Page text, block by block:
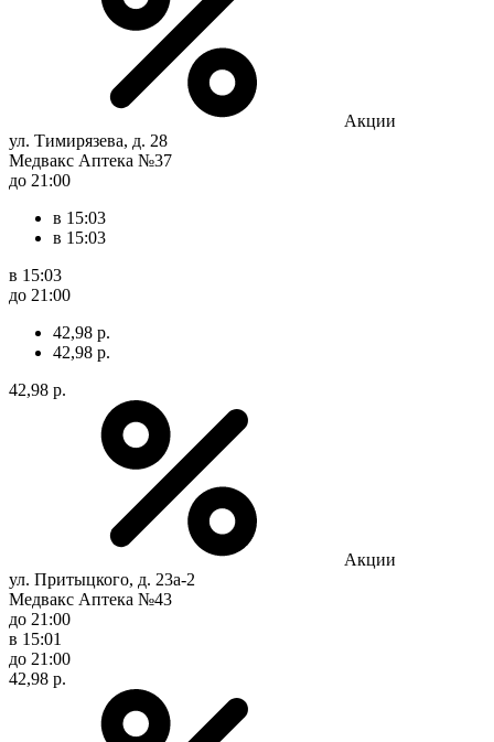
Акции
ул. Тимирязева, д. 28
Медвакс Аптека №37
до 21:00
в 15:03
в 15:03
в 15:03
до 21:00
42,98 р.
42,98 р.
42,98 р.
Акции
ул. Притыцкого, д. 23а-2
Медвакс Аптека №43
до 21:00
в 15:01
до 21:00
42,98 р.